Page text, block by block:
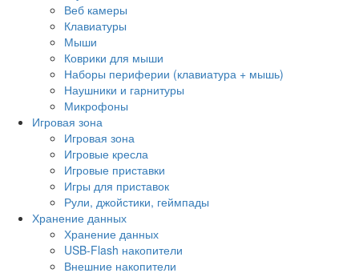
Веб камеры
Клавиатуры
Мыши
Коврики для мыши
Наборы периферии (клавиатура + мышь)
Наушники и гарнитуры
Микрофоны
Игровая зона
Игровая зона
Игровые кресла
Игровые приставки
Игры для приставок
Рули, джойстики, геймпады
Хранение данных
Хранение данных
USB-Flash накопители
Внешние накопители